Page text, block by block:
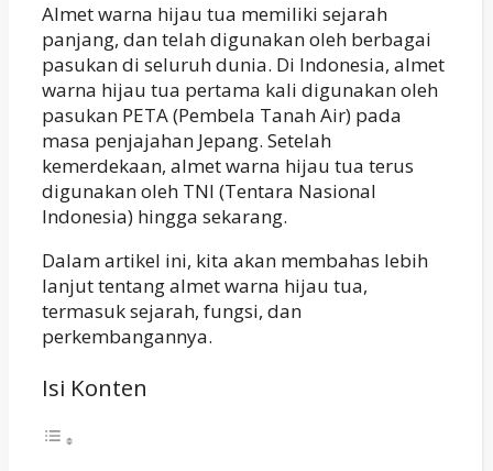
Almet warna hijau tua memiliki sejarah
panjang, dan telah digunakan oleh berbagai
pasukan di seluruh dunia. Di Indonesia, almet
warna hijau tua pertama kali digunakan oleh
pasukan PETA (Pembela Tanah Air) pada
masa penjajahan Jepang. Setelah
kemerdekaan, almet warna hijau tua terus
digunakan oleh TNI (Tentara Nasional
Indonesia) hingga sekarang.
Dalam artikel ini, kita akan membahas lebih
lanjut tentang almet warna hijau tua,
termasuk sejarah, fungsi, dan
perkembangannya.
Isi Konten